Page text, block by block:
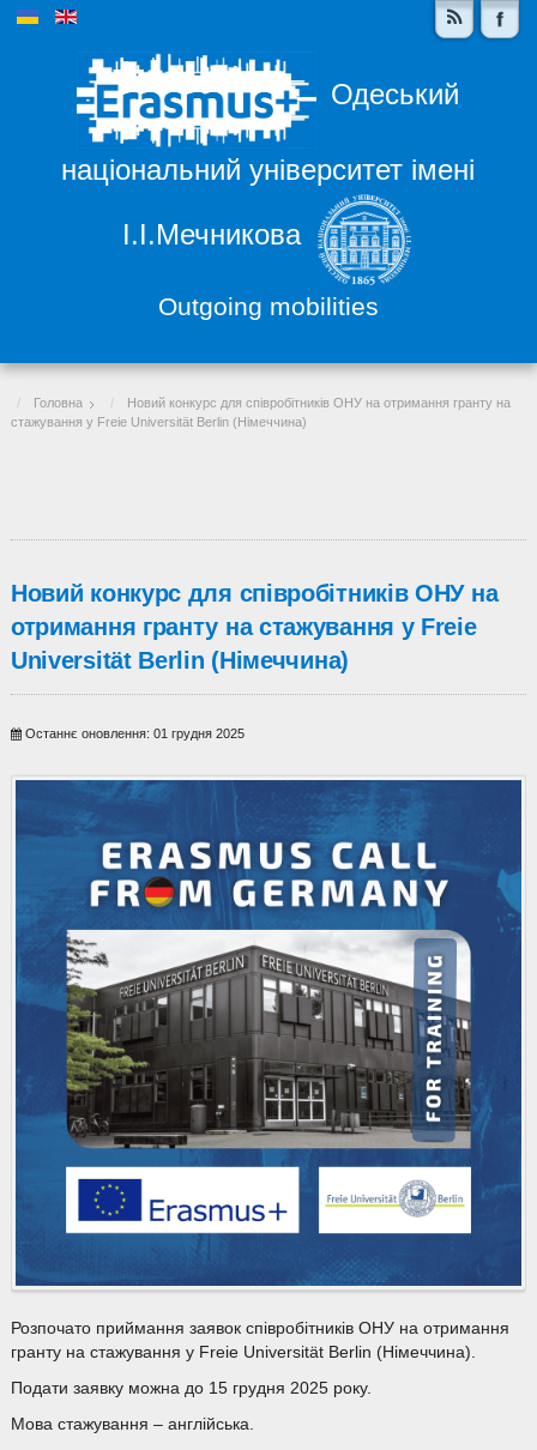
Одеський
національний університет імені
І.І.Мечникова
Outgoing mobilities
Головна
Новий конкурс для співробітників ОНУ на отримання гранту на
стажування у Freie Universität Berlin (Німеччина)
Новий конкурс для співробітників ОНУ на
отримання гранту на стажування у Freie
Universität Berlin (Німеччина)
Останнє оновлення: 01 грудня 2025
Розпочато приймання заявок співробітників ОНУ на отримання
гранту на стажування у Freie Universität Berlin (Німеччина).
Подати заявку можна до 15 грудня 2025 року.
Мова стажування – англійська.